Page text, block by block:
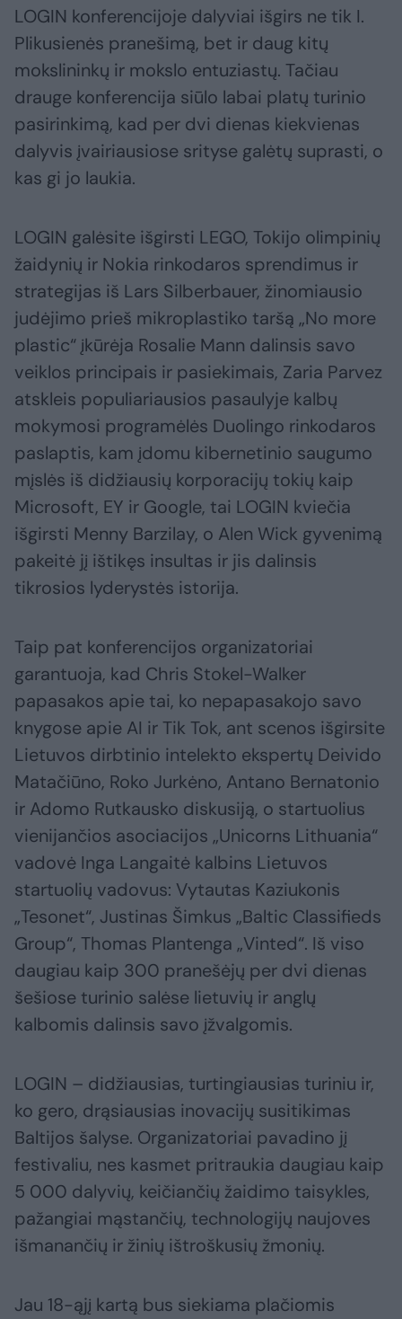
LOGIN konferencijoje dalyviai išgirs ne tik I.
Plikusienės pranešimą, bet ir daug kitų
mokslininkų ir mokslo entuziastų. Tačiau
drauge konferencija siūlo labai platų turinio
pasirinkimą, kad per dvi dienas kiekvienas
dalyvis įvairiausiose srityse galėtų suprasti, o
kas gi jo laukia.
LOGIN galėsite išgirsti LEGO, Tokijo olimpinių
žaidynių ir Nokia rinkodaros sprendimus ir
strategijas iš Lars Silberbauer, žinomiausio
judėjimo prieš mikroplastiko taršą „No more
plastic“ įkūrėja Rosalie Mann dalinsis savo
veiklos principais ir pasiekimais, Zaria Parvez
atskleis populiariausios pasaulyje kalbų
mokymosi programėlės Duolingo rinkodaros
paslaptis, kam įdomu kibernetinio saugumo
mįslės iš didžiausių korporacijų tokių kaip
Microsoft, EY ir Google, tai LOGIN kviečia
išgirsti Menny Barzilay, o Alen Wick gyvenimą
pakeitė jį ištikęs insultas ir jis dalinsis
tikrosios lyderystės istorija.
Taip pat konferencijos organizatoriai
garantuoja, kad Chris Stokel-Walker
papasakos apie tai, ko nepapasakojo savo
knygose apie AI ir Tik Tok, ant scenos išgirsite
Lietuvos dirbtinio intelekto ekspertų Deivido
Matačiūno, Roko Jurkėno, Antano Bernatonio
ir Adomo Rutkausko diskusiją, o startuolius
vienijančios asociacijos „Unicorns Lithuania“
vadovė Inga Langaitė kalbins Lietuvos
startuolių vadovus: Vytautas Kaziukonis
„Tesonet“, Justinas Šimkus „Baltic Classifieds
Group“, Thomas Plantenga „Vinted“. Iš viso
daugiau kaip 300 pranešėjų per dvi dienas
šešiose turinio salėse lietuvių ir anglų
kalbomis dalinsis savo įžvalgomis.
LOGIN – didžiausias, turtingiausias turiniu ir,
ko gero, drąsiausias inovacijų susitikimas
Baltijos šalyse. Organizatoriai pavadino jį
festivaliu, nes kasmet pritraukia daugiau kaip
5 000 dalyvių, keičiančių žaidimo taisykles,
pažangiai mąstančių, technologijų naujoves
išmanančių ir žinių ištroškusių žmonių.
Jau 18-ąjį kartą bus siekiama plačiomis